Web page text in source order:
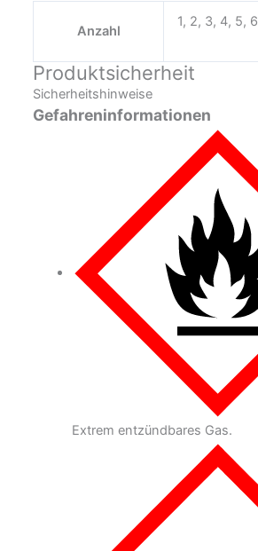
Anzahl
1, 2, 3, 4, 5, 6
Produktsicherheit
Sicherheitshinweise
Gefahreninformationen
Extrem entzündbares Gas.